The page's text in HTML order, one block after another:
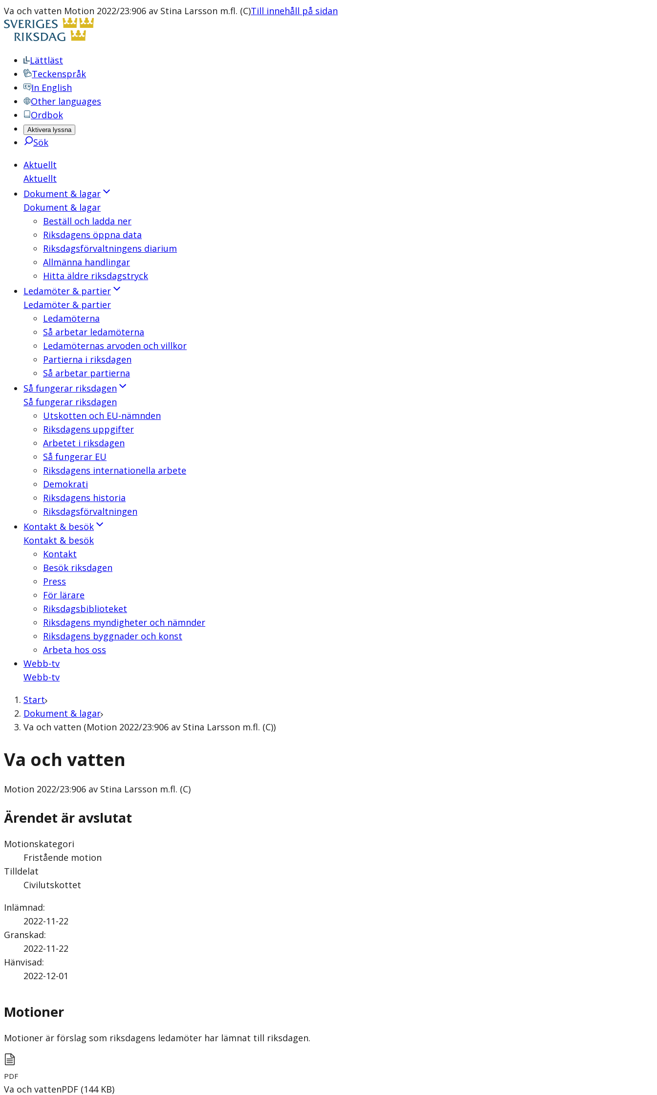
Va och vatten Motion 2022/23:906 av Stina Larsson m.fl. (C)Till innehåll på sidan
Lättläst
Teckenspråk
In English
Other languages
Ordbok
Aktivera lyssna
Sök
Aktuellt
Aktuellt
Dokument & lagar
Dokument & lagar
Beställ och ladda ner
Riksdagens öppna data
Riksdagsförvaltningens diarium
Allmänna handlingar
Hitta äldre riksdagstryck
Ledamöter & partier
Ledamöter & partier
Ledamöterna
Så arbetar ledamöterna
Ledamöternas arvoden och villkor
Partierna i riksdagen
Så arbetar partierna
Så fungerar riksdagen
Så fungerar riksdagen
Utskotten och EU-nämnden
Riksdagens uppgifter
Arbetet i riksdagen
Så fungerar EU
Riksdagens internationella arbete
Demokrati
Riksdagens historia
Riksdagsförvaltningen
Kontakt & besök
Kontakt & besök
Kontakt
Besök riksdagen
Press
För lärare
Riksdagsbiblioteket
Riksdagens myndigheter och nämnder
Riksdagens byggnader och konst
Arbeta hos oss
Webb-tv
Webb-tv
Start
Dokument & lagar
Va och vatten (Motion 2022/23:906 av Stina Larsson m.fl. (C))
Va och vatten
Motion 2022/23:906 av Stina Larsson m.fl. (C)
Ärendet är avslutat
Motionskategori
Fristående motion
Tilldelat
Civilutskottet
Inlämnad:
2022-11-22
Granskad:
2022-11-22
Hänvisad:
2022-12-01
Motioner
Motioner är förslag som riksdagens ledamöter har lämnat till riksdagen.
PDF
Va och vattenPDF (144 KB)